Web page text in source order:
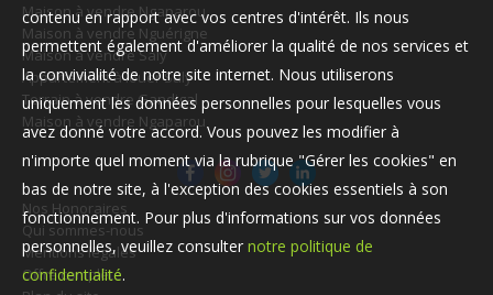
Maison à vendre Ngaparou
Maison à vendre Nguérigne
Maison à vendre Saly
Appartement à louer Saly
Terrain à vendre Gandigal
Maison à vendre Ngaparou
Nos Honoraires
Qui sommes-nous
Mentions légales
Offre complète
contenu en rapport avec vos centres d'intérêt. Ils nous
permettent également d'améliorer la qualité de nos services et
la convivialité de notre site internet. Nous utiliserons
uniquement les données personnelles pour lesquelles vous
avez donné votre accord. Vous pouvez les modifier à
n'importe quel moment via la rubrique "Gérer les cookies" en
bas de notre site, à l'exception des cookies essentiels à son
fonctionnement. Pour plus d'informations sur vos données
personnelles, veuillez consulter notre politique de
confidentialité.